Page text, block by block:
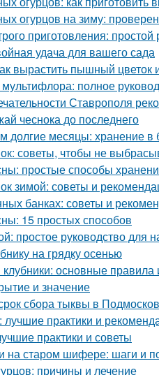
огурцов на зиму:
приготовления:
удача для вашего сада
вырастить пышный цветок
полное
Ставрополя
чеснока до последнего
долгие месяцы: хранение в
советы, чтобы не
простые способы
зимой: советы и
банках: советы и
15 простых способов
простое руководство для
на грядку осенью
основные правила
и значение
сбора тыквы в
практики и
практики и советы
на старом шифере: шаги и
причины и лечение